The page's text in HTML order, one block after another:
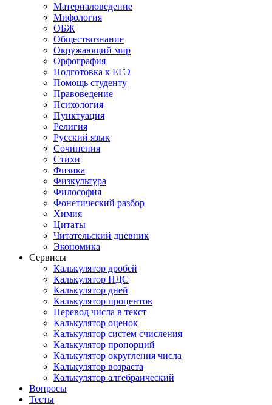
Материаловедение
Мифология
ОБЖ
Обществознание
Окружающий мир
Орфография
Подготовка к ЕГЭ
Помощь студенту
Правоведение
Психология
Пунктуация
Религия
Русский язык
Сочинения
Стихи
Физика
Физкультура
Философия
Фонетический разбор
Химия
Цитаты
Читательский дневник
Экономика
Сервисы
Калькулятор дробей
Калькулятор НДС
Калькулятор дней
Калькулятор процентов
Перевод числа в текст
Калькулятор оценок
Калькулятор систем счисления
Калькулятор пропорций
Калькулятор округления числа
Калькулятор возраста
Калькулятор алгебраический
Вопросы
Тесты